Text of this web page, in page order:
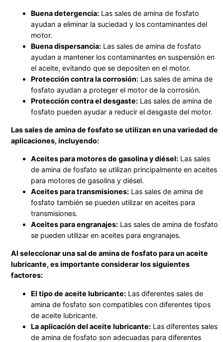
Buena detergencia: Las sales de amina de fosfato
ayudan a eliminar la suciedad y los contaminantes del
motor.
Buena dispersancia: Las sales de amina de fosfato
ayudan a mantener los contaminantes en suspensión en
el aceite, evitando que se depositen en el motor.
Protección contra la corrosión: Las sales de amina de
fosfato ayudan a proteger el motor de la corrosión.
Protección contra el desgaste: Las sales de amina de
fosfato pueden ayudar a reducir el desgaste del motor.
Las sales de amina de fosfato se utilizan en una variedad de
aplicaciones, incluyendo:
Aceites para motores de gasolina y diésel: Las sales
de amina de fosfato se utilizan principalmente en aceites
para motores de gasolina y diésel.
Aceites para transmisiones: Las sales de amina de
fosfato también se pueden utilizar en aceites para
transmisiones.
Aceites para engranajes: Las sales de amina de fosfato
se pueden utilizar en aceites para engranajes.
Al seleccionar una sal de amina de fosfato para un aceite
lubricante, es importante considerar los siguientes
factores:
El tipo de aceite lubricante: Las diferentes sales de
amina de fosfato son compatibles con diferentes tipos
de aceite lubricante.
La aplicación del aceite lubricante: Las diferentes sales
de amina de fosfato son adecuadas para diferentes